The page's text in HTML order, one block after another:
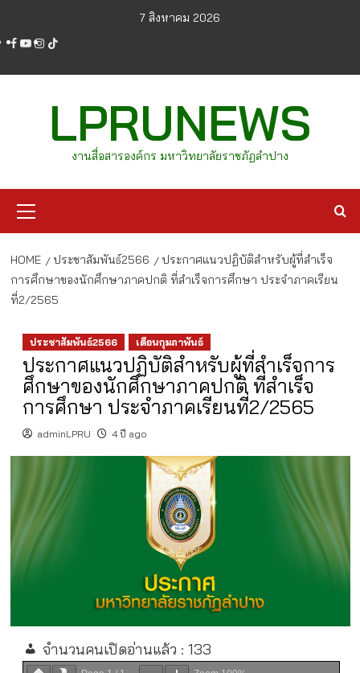
content
7 สิงหาคม 2026
facebook
youtube
instagram
tiktok
LPRUNEWS
งานสื่อสารองค์กร มหาวิทยาลัยราชภัฏลำปาง
Menu
HOME ประชาสัมพันธ์2566
ประกาศแนวปฏิบัติสำหรับผู้ที่สำเร็จ
การศึกษาของนักศึกษาภาคปกติ ที่สำเร็จการศึกษา ประจำภาคเรียน
ที่2/2565
ประชาสัมพันธ์2566 เดือนกุมภาพันธ์
ประกาศแนวปฏิบัติสำหรับผู้ที่สำเร็จการ
ศึกษาของนักศึกษาภาคปกติ ที่สำเร็จ
การศึกษา ประจำภาคเรียนที่2/2565
adminLPRU 4 ปี ago
จำนวนคนเปิดอ่านแล้ว : 133